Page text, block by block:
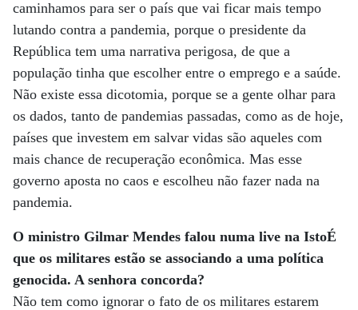
caminhamos para ser o país que vai ficar mais tempo
lutando contra a pandemia, porque o presidente da
República tem uma narrativa perigosa, de que a
população tinha que escolher entre o emprego e a saúde.
Não existe essa dicotomia, porque se a gente olhar para
os dados, tanto de pandemias passadas, como as de hoje,
países que investem em salvar vidas são aqueles com
mais chance de recuperação econômica. Mas esse
governo aposta no caos e escolheu não fazer nada na
pandemia.
O ministro Gilmar Mendes falou numa live na IstoÉ
que os militares estão se associando a uma política
genocida. A senhora concorda?
Não tem como ignorar o fato de os militares estarem